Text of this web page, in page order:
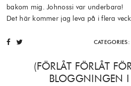
bakom mig. Johnossi var underbara!
Det här kommer jag leva på i flera
CATEGORIES:
(FÖRLÅT FÖRLÅT
BLOGGNINGEN I